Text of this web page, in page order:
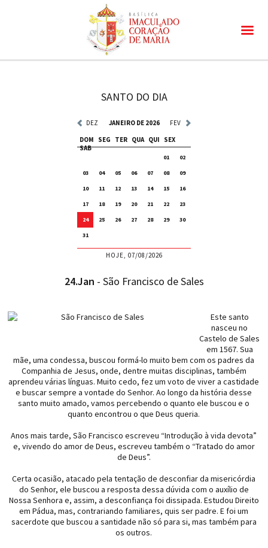
SANTO DO DIA
DEZ JANEIRO DE 2026
FEV
DOM
SEG TER QUA QUI
SEX
SAB
01
02
03
04 05 06 07 08
09
10
11 12 13 14 15
16
17
18 19 20 21 22
23
24
25 26 27 28 29
30
31
HOJE, 07/08/2026
24.Jan - São Francisco de Sales
Este santo
nasceu no
Castelo de Sales
em 1567. Sua
mãe, uma condessa, buscou formá-lo muito bem com os padres da
Companhia de Jesus, onde, dentre muitas disciplinas, também
aprendeu várias línguas. Muito cedo, fez um voto de viver a castidade
e buscar sempre a vontade do Senhor. Ao longo da história desse
santo muito amado, vamos percebendo o quanto ele buscou e o
quanto encontrou o que Deus queria.
Anos mais tarde, São Francisco escreveu “Introdução à vida devota”
e, vivendo do amor de Deus, escreveu também o “Tratado do amor
de Deus”.
Certa ocasião, atacado pela tentação de desconfiar da misericórdia
do Senhor, ele buscou a resposta dessa dúvida com o auxílio de
Nossa Senhora e, assim, a desconfiança foi dissipada. Estudou Direito
em Pádua, mas, contrariando familiares, quis ser padre. E foi um
sacerdote que buscou a santidade não só para si, mas também para
os outros.